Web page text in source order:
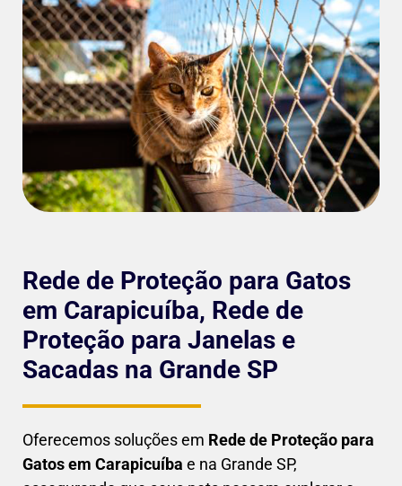
Rede de Proteção para Gatos
em Carapicuíba, Rede de
Proteção para Janelas e
Sacadas na Grande SP
Oferecemos soluções em Rede de Proteção para
Gatos em Carapicuíba e na Grande SP,